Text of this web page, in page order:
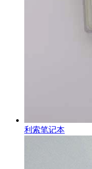
利索笔记本